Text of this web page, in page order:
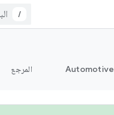
/
Automotive المرجع